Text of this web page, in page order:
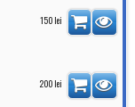
150 lei
200 lei